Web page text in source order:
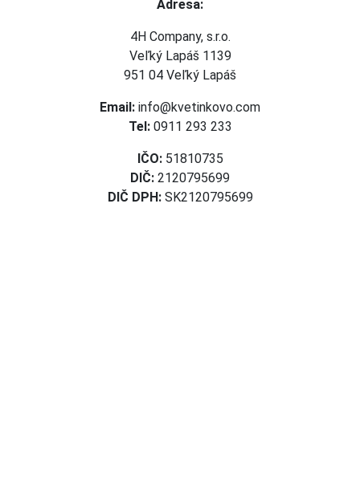
Adresa:
4H Company, s.r.o.
Veľký Lapáš 1139
951 04 Veľký Lapáš
Email: info@kvetinkovo.com
Tel: 0911 293 233
IČO: 51810735
DIČ: 2120795699
DIČ DPH: SK2120795699